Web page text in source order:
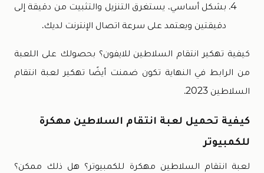
بشكل أساسي، يستغرق التنزيل والتثبيت من دقيقة إلى
دقيقتين ويعتمد على سرعة اتصال الإنترنت لديك.
كيفية تهكير انتقام السلاطين للايفون؟ بحصولك على اللعبة
من الرابط في النهاية تكون ضمنت أيضًا تهكير لعبة انتقام
السلاطين 2023.
كيفية تحميل لعبة انتقام السلاطين مهكرة
للكمبيوتر
لعبة انتقام السلاطين مهكرة للكمبيوتر؟ هل ذلك ممكن؟